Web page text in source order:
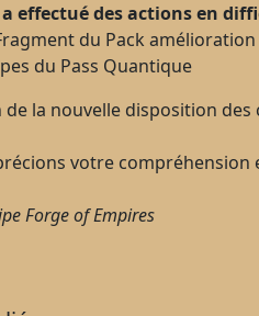
effectué des actions en
du Pack
du Pass Quantique
de la nouvelle disposition
votre
Forge of Empires